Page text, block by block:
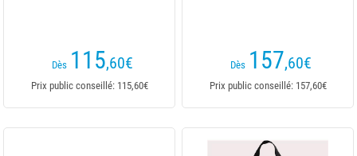
Dès 115,60€
Prix public conseillé: 115,60€
Dès 157,60€
Prix public conseillé: 157,60€